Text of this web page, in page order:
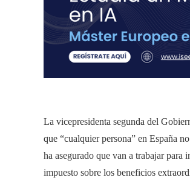
La vicepresidenta segunda del
que “cualquier persona” en España
ha asegurado que van a trabajar para
impuesto sobre los beneficios